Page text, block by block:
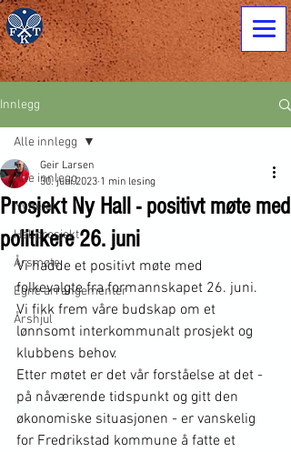
Innlegg
Alle innlegg
Nyheter
Hallprosjekt
Årsmøte
Egne arrangementer
Årshjul
Alle innlegg
Prosjekt Ny Hall - positivt møte med
politikere 26. juni
Geir Larsen
30. juni 2023 1 min lesing
Vi hadde et positivt møte med
folkevalgte fra formannskapet 26. juni.
Vi fikk frem våre budskap om et
lønnsomt interkommunalt prosjekt og
klubbens behov.
Etter møtet er det vår forståelse at det -
på nåværende tidspunkt og gitt den
økonomiske situasjonen - er vanskelig
for Fredrikstad kommune å fatte et